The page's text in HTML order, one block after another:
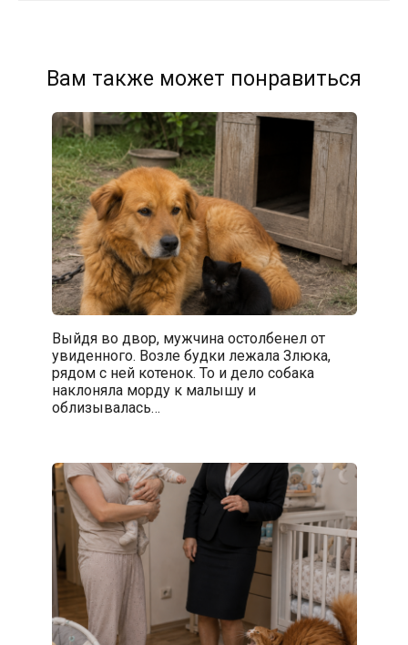
Вам также может понравиться
Выйдя во двор, мужчина остолбенел от
увиденного. Возле будки лежала Злюка,
рядом с ней котенок. То и дело собака
наклоняла морду к малышу и
облизывалась…